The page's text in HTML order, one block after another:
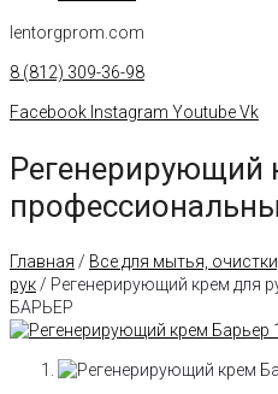
lentorgprom.com
8 (812) 309-36-98
Facebook Instagram YoutubeVk
Регенерирующий
Главная / Все для мытья,
рук / Регенерирующий крем для
БАРЬЕР